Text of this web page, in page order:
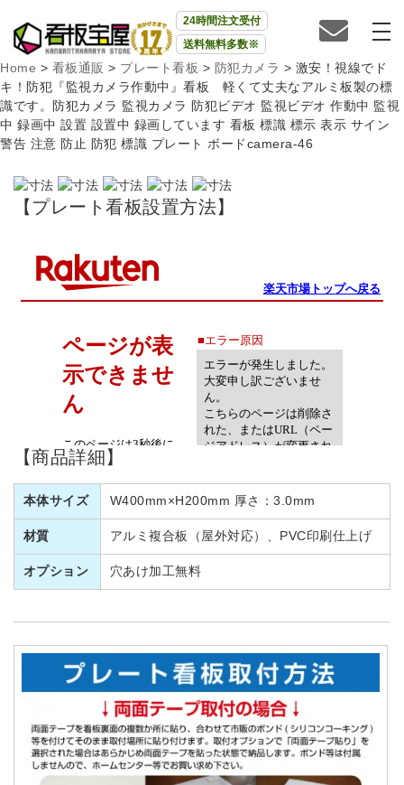
24時間注文受付
送料無料多数※
Home > 看板通販 > プレート看板 > 防犯カメラ > 激安！視線でド
キ！防犯『監視カメラ作動中』看板 軽くて丈夫なアルミ板製の標
識です。防犯カメラ 監視カメラ 防犯ビデオ 監視ビデオ 作動中 監視
中 録画中 設置 設置中 録画しています 看板 標識 標示 表示 サイン
警告 注意 防止 防犯 標識 プレート ボードcamera-46
【プレート看板設置方法】
【商品詳細】
本体サイズ W400mm×H200mm 厚さ：3.0mm
材質 アルミ複合板（屋外対応）、PVC印刷仕上げ
オプション 穴あけ加工無料